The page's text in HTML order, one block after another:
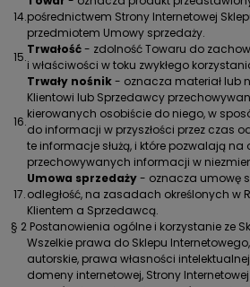
14.pośrednictwem Strony Internetowej
przedmiotem Umowy sprzedaży.
15.
Trwałość- zdolność Towaru do
i właściwości w toku zwykłego
16.
Trwały nośnik- oznacza materiał lub
Klientowi lub Sprzedawcy
kierowanych osobiście do niego, w
do informacji w przyszłości przez czas
te informacje służą, i które pozwalają na
przechowywanych informacji w
17.
Umowa sprzedaży- oznacza umowę
odległość, na zasadach określonych w
Klientem a Sprzedawcą.
§ 2 Postanowienia ogólne i korzystanie ze
Wszelkie prawa do Sklepu
autorskie, prawa własności
domeny internetowej, Strony